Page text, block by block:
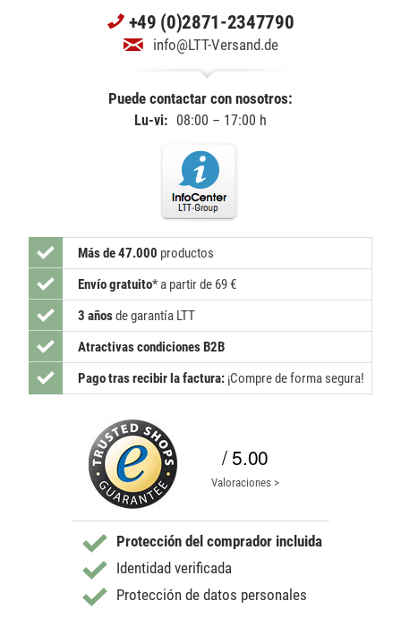
+49 (0)2871-2347790
info@LTT-Versand.de
Puede contactar con nosotros:
Lu-vi: 08:00 – 17:00 h
Más de 47.000 productos
Envío gratuito* a partir de 69 €
3 añosde garantía LTT
Atractivas condiciones B2B
Pago tras recibir la factura: ¡Compre de forma segura!
/ 5.00
Valoraciones >
Protección del comprador incluida
Identidad verificada
Protección de datos personales